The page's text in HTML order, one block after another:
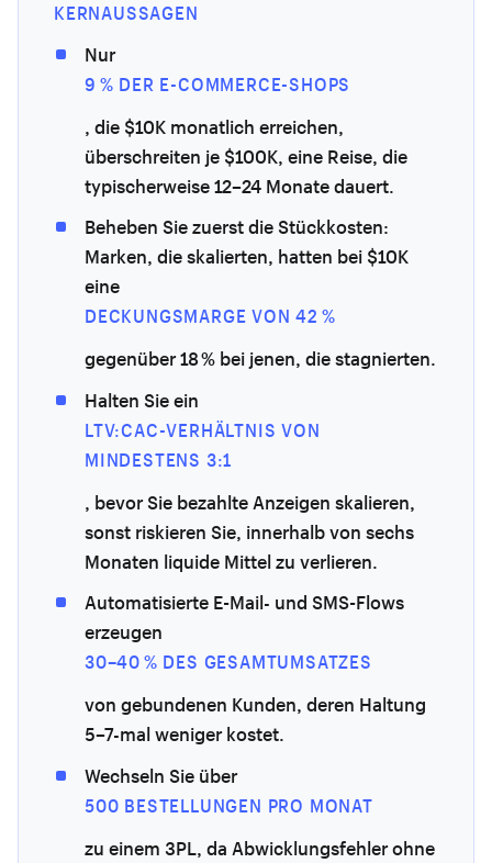
KERNAUSSAGEN
Nur
9 % DER E-COMMERCE-SHOPS
, die $10K monatlich erreichen,
überschreiten je $100K, eine Reise, die
typischerweise 12–24 Monate dauert.
Beheben Sie zuerst die Stückkosten:
Marken, die skalierten, hatten bei $10K
eine
DECKUNGSMARGE VON 42 %
gegenüber 18 % bei jenen, die stagnierten.
Halten Sie ein
LTV:CAC-VERHÄLTNIS VON
MINDESTENS 3:1
, bevor Sie bezahlte Anzeigen skalieren,
sonst riskieren Sie, innerhalb von sechs
Monaten liquide Mittel zu verlieren.
Automatisierte E-Mail- und SMS-Flows
erzeugen
30–40 % DES GESAMTUMSATZES
von gebundenen Kunden, deren Haltung
5–7-mal weniger kostet.
Wechseln Sie über
500 BESTELLUNGEN PRO MONAT
zu einem 3PL, da Abwicklungsfehler ohne